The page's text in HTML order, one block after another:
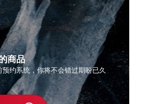
商品
约系统，你将不会错过期盼已久